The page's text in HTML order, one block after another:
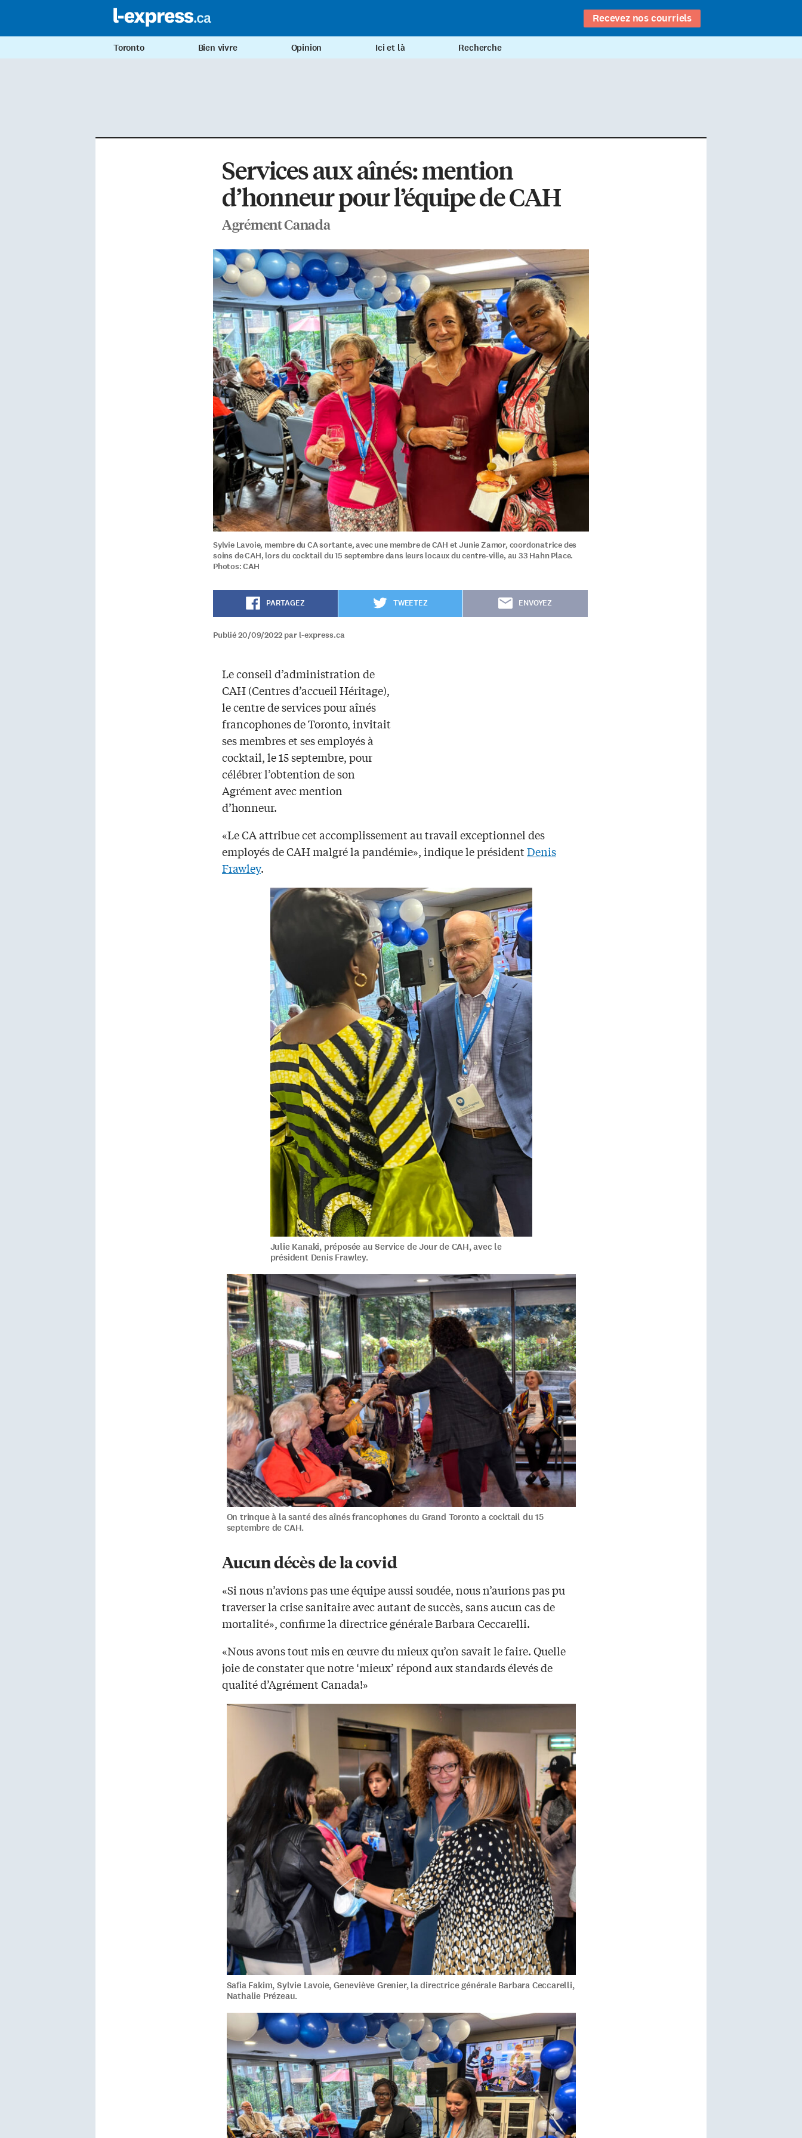
Recevez nos courriels
Toronto Bien vivre Opinion Ici et là Recherche
Services aux aînés: mention
d’honneur pour l’équipe de CAH
Agrément Canada
Sylvie Lavoie, membre du CA sortante, avec une membre de CAH et Junie Zamor, coordonatrice des
soins de CAH, lors du cocktail du 15 septembre dans leurs locaux du centre-ville, au 33 Hahn Place.
Photos: CAH
PARTAGEZ TWEETEZ ENVOYEZ
Publié 20/09/2022 par l-express.ca
Le conseil d’administration de
CAH (Centres d’accueil Héritage),
le centre de services pour aînés
francophones de Toronto, invitait
ses membres et ses employés à
cocktail, le 15 septembre, pour
célébrer l’obtention de son
Agrément avec mention
d’honneur.
«Le CA attribue cet accomplissement au travail exceptionnel des
employés de CAH malgré la pandémie», indique le présidentDenis
Frawley.
Julie Kanaki, préposée au Service de Jour de CAH, avec le
président Denis Frawley.
On trinque à la santé des aînés francophones du Grand Toronto a cocktail du 15
septembre de CAH.
Aucun décès de la covid
«Si nous n’avions pas une équipe aussi soudée, nous n’aurions pas pu
traverser la crise sanitaire avec autant de succès, sans aucun cas de
mortalité», confirme la directrice générale Barbara Ceccarelli.
«Nous avons tout mis en œuvre du mieux qu’on savait le faire. Quelle
joie de constater que notre ‘mieux’ répond aux standards élevés de
qualité d’Agrément Canada!»
Safia Fakim, Sylvie Lavoie, Geneviève Grenier, la directrice générale Barbara Ceccarelli,
Nathalie Prézeau.